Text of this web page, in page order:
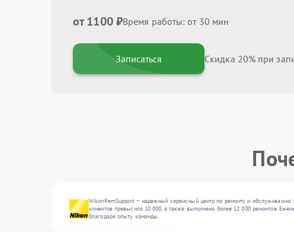
от 1100 ₽Время работы: от 30 мин
Записаться Скидка 20% при
NikonRemSupport — надежный сервисный центр по ремонту и обслуживанию
клиентов превысило 10 000, а также выполнено более 12 000 ремонтов.
благодаря опыту команды.